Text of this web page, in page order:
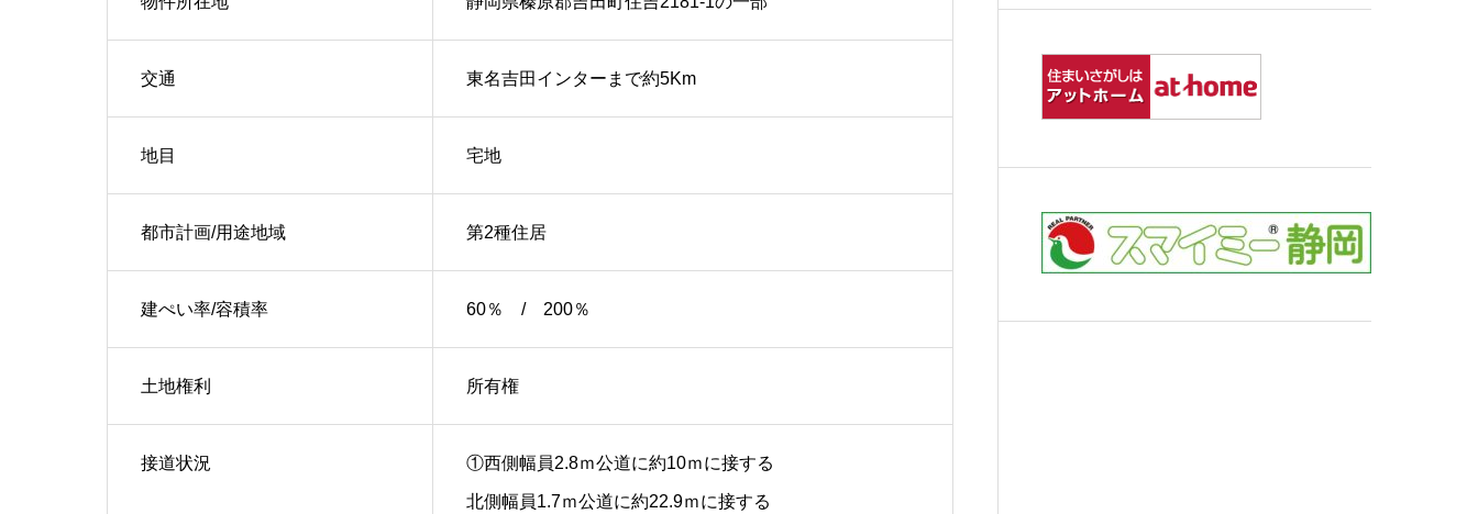
交通 東名吉田インターまで約5Km
地目 宅地
都市計画/用途地域 第2種住居
建ぺい率/容積率 60％ / 200％
土地権利 所有権
接道状況 ①西側幅員2.8ｍ公道に約10ｍに接する
北側幅員1.7ｍ公道に約22.9ｍに接する